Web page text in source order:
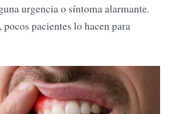
urgencia o síntoma alarmante.
pacientes lo hacen para